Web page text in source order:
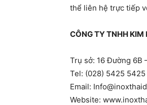
thể liên hệ trực tiếp
CÔNG TY TNHH KIM
Trụ sở: 16 Đường 6B
Tel: (028) 5425
Email:
Website: